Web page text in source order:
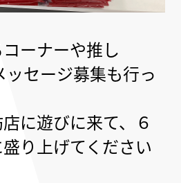
ーナーや推し
ッセージ募集も行っ
に遊びに来て、
６
り上げてください